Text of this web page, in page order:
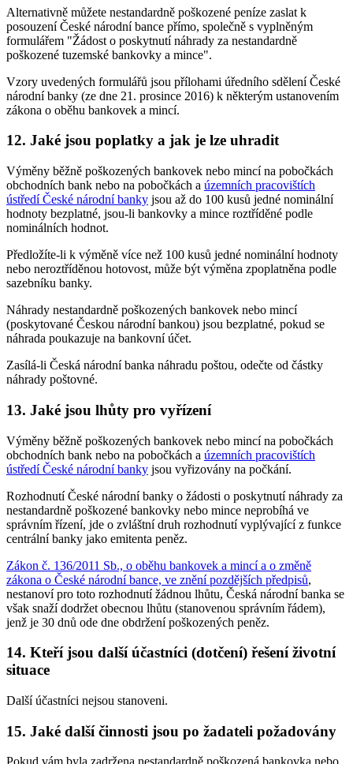
Alternativně můžete nestandardně poškozené peníze zaslat k
posouzení České národní bance přímo, společně s vyplněným
formulářem "Žádost o poskytnutí náhrady za nestandardně
poškozené tuzemské bankovky a mince".
Vzory uvedených formulářů jsou přílohami úředního sdělení České
národní banky (ze dne 21. prosince 2016) k některým ustanovením
zákona o oběhu bankovek a mincí.
12. Jaké jsou poplatky a jak je lze uhradit
Výměny běžně poškozených bankovek nebo mincí na pobočkách
obchodních bank nebo na pobočkách a územních pracovištích
ústředí České národní banky jsou až do 100 kusů jedné nominální
hodnoty bezplatné, jsou-li bankovky a mince roztříděné podle
nominálních hodnot.
Předložíte-li k výměně více než 100 kusů jedné nominální hodnoty
nebo neroztříděnou hotovost, může být výměna zpoplatněna podle
sazebníku banky.
Náhrady nestandardně poškozených bankovek nebo mincí
(poskytované Českou národní bankou) jsou bezplatné, pokud se
náhrada poukazuje na bankovní účet.
Zasílá-li Česká národní banka náhradu poštou, odečte od částky
náhrady poštovné.
13. Jaké jsou lhůty pro vyřízení
Výměny běžně poškozených bankovek nebo mincí na pobočkách
obchodních bank nebo na pobočkách a územních pracovištích
ústředí České národní banky jsou vyřizovány na počkání.
Rozhodnutí České národní banky o žádosti o poskytnutí náhrady za
nestandardně poškozené bankovky nebo mince neprobíhá ve
správním řízení, jde o zvláštní druh rozhodnutí vyplývající z funkce
centrální banky jako emitenta peněz.
Zákon č. 136/2011 Sb., o oběhu bankovek a mincí a o změně
zákona o České národní bance, ve znění pozdějších předpisů,
nestanoví pro toto rozhodnutí žádnou lhůtu, Česká národní banka se
však snaží dodržet obecnou lhůtu (stanovenou správním řádem),
jenž je 30 dnů ode dne obdržení poškozených peněz.
14. Kteří jsou další účastníci (dotčení) řešení životní
situace
Další účastníci nejsou stanoveni.
15. Jaké další činnosti jsou po žadateli požadovány